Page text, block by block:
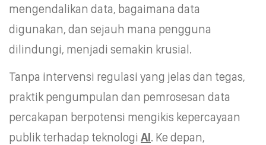
mengendalikan data, bagaimana data
digunakan, dan sejauh mana pengguna
dilindungi, menjadi semakin krusial.
Tanpa intervensi regulasi yang jelas dan tegas,
praktik pengumpulan dan pemrosesan data
percakapan berpotensi mengikis kepercayaan
publik terhadap teknologi AI. Ke depan,